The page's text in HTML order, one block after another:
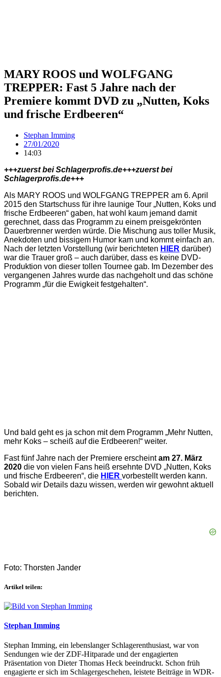
MARY ROOS und WOLFGANG
TREPPER: Fast 5 Jahre nach der
Premiere kommt DVD zu „Nutten, Koks
und frische Erdbeeren“
Stephan Imming
27/01/2020
14:03
+++zuerst bei Schlagerprofis.de+++zuerst bei
Schlagerprofis.de+++
Als MARY ROOS und WOLFGANG TREPPER am 6. April
2015 den Startschuss für ihre launige Tour „Nutten, Koks und
frische Erdbeeren“ gaben, hat wohl kaum jemand damit
gerechnet, dass das Programm zu einem preisgekrönten
Dauerbrenner werden würde. Die Mischung aus toller Musik,
Anekdoten und bissigem Humor kam und kommt einfach an.
Nach der letzten Vorstellung (wir berichteten HIER darüber)
war die Trauer groß – auch darüber, dass es keine DVD-
Produktion von dieser tollen Tournee gab. Im Dezember des
vergangenen Jahres wurde das nachgeholt und das schöne
Programm „für die Ewigkeit festgehalten“.
Und bald geht es ja schon mit dem Programm „Mehr Nutten,
mehr Koks – scheiß auf die Erdbeeren!“ weiter.
Fast fünf Jahre nach der Premiere erscheintam 27. März
2020 die von vielen Fans heiß ersehnte DVD „Nutten, Koks
und frische Erdbeeren“, die HIER vorbestellt werden kann.
Sobald wir Details dazu wissen, werden wir gewohnt aktuell
berichten.
Foto: Thorsten Jander
Artikel teilen:
Stephan Imming
Stephan Imming, ein lebenslanger Schlagerenthusiast, war von
Sendungen wie der ZDF-Hitparade und der engagierten
Präsentation von Dieter Thomas Heck beeindruckt. Schon früh
engagierte er sich im Schlagergeschehen, leistete Beiträge in WDR-